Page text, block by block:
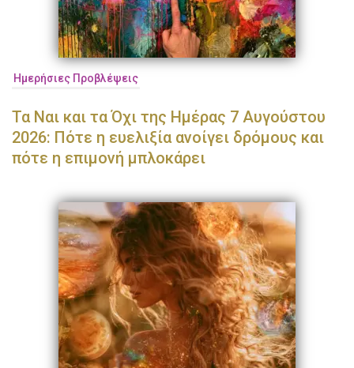
Ημερήσιες Προβλέψεις
Τα Ναι και τα Όχι της Ημέρας 7 Αυγούστου
2026: Πότε η ευελιξία ανοίγει δρόμους και
πότε η επιμονή μπλοκάρει